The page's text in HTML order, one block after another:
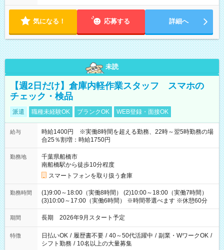
気になる！ 応募する 詳細へ
未読
【週2日だけ】倉庫内軽作業スタッフ スマホの
チェック・検品
派遣 職種未経験OK ブランクOK WEB登録・面接OK
給与
時給1400円 ※実働8時間を超える勤務、22時～翌5時勤務の場
合25％割増：時給1750円
勤務地
千葉県船橋市
南船橋駅から徒歩10分程度
スマートフォンを取り扱う倉庫
勤務時間
(1)9:00～18:00（実働8時間） (2)10:00～18:00（実働7時間）
(3)10:00～17:00（実働6時間） ※時間帯選べます ※休憩60分
期間 長期 2026年9月スタート予定
特徴 日払いOK / 履歴書不要 / 40～50代活躍中 / 副業・WワークOK /
シフト勤務 / 10名以上の大量募集